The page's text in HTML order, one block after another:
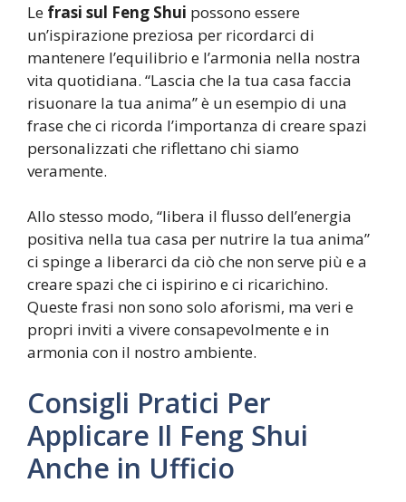
Le frasi sul Feng Shui possono essere
un’ispirazione preziosa per ricordarci di
mantenere l’equilibrio e l’armonia nella nostra
vita quotidiana. “Lascia che la tua casa faccia
risuonare la tua anima” è un esempio di una
frase che ci ricorda l’importanza di creare spazi
personalizzati che riflettano chi siamo
veramente.
Allo stesso modo, “libera il flusso dell’energia
positiva nella tua casa per nutrire la tua anima”
ci spinge a liberarci da ciò che non serve più e a
creare spazi che ci ispirino e ci ricarichino.
Queste frasi non sono solo aforismi, ma veri e
propri inviti a vivere consapevolmente e in
armonia con il nostro ambiente.
Consigli Pratici Per
Applicare Il Feng Shui
Anche in Ufficio